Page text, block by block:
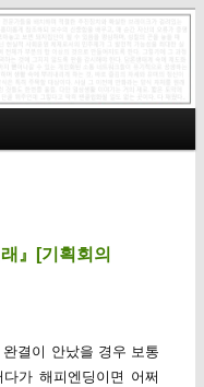
』[기획회의
결이 안났을 경우 보통
가 해피엔딩이면 어쩌